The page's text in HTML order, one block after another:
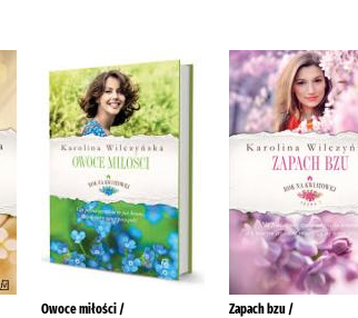
Owoce miłości /
Zapach bzu /